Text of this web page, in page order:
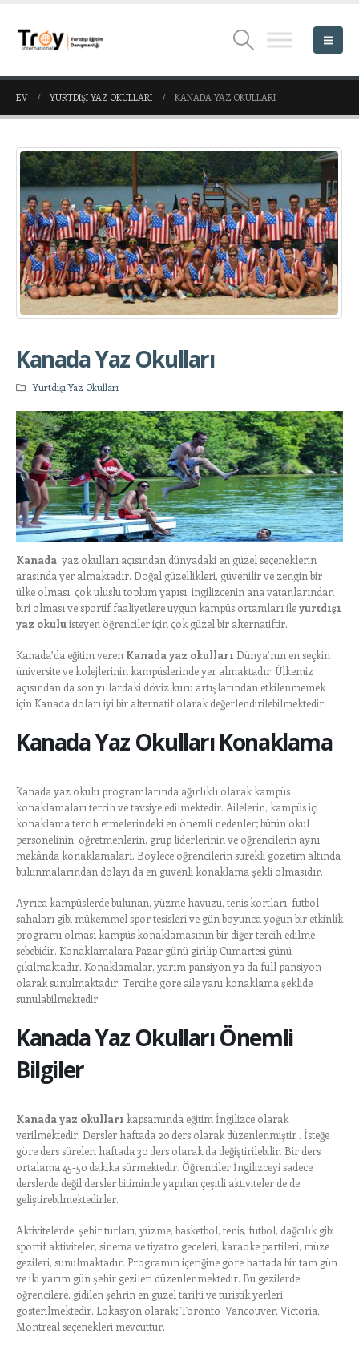
EV YURTDIŞI YAZ OKULLARI KANADA YAZ OKULLARI
Kanada Yaz Okulları
Yurtdışı Yaz Okulları
Kanada, yaz okulları açısından dünyadaki en güzel seçeneklerin
arasında yer almaktadır. Doğal güzellikleri, güvenilir ve zengin bir
ülke olması, çok uluslu toplum yapısı, ingilizcenin ana vatanlarından
biri olması ve sportif faaliyetlere uygun kampüs ortamları ileyurtdışı
yaz okulu isteyen öğrenciler için çok güzel bir alternatiftir.
Kanada’da eğitim veren Kanada yaz okulları Dünya’nın en seçkin
üniversite ve kolejlerinin kampüslerinde yer almaktadır. Ülkemiz
açısından da son yıllardaki döviz kuru artışlarından etkilenmemek
için Kanada doları iyi bir alternatif olarak değerlendirilebilmektedir.
Kanada Yaz Okulları Konaklama
Kanada yaz okulu programlarında ağırlıklı olarak kampüs
konaklamaları tercih ve tavsiye edilmektedir. Ailelerin, kampüs içi
konaklama tercih etmelerindeki en önemli nedenler; bütün okul
personelinin, öğretmenlerin, grup liderlerinin ve öğrencilerin aynı
mekânda konaklamaları. Böylece öğrencilerin sürekli gözetim altında
bulunmalarından dolayı da en güvenli konaklama şekli olmasıdır.
Ayrıca kampüslerde bulunan, yüzme havuzu, tenis kortları, futbol
sahaları gibi mükemmel spor tesisleri ve gün boyunca yoğun bir etkinlik
programı olması kampüs konaklamasının bir diğer tercih edilme
sebebidir. Konaklamalara Pazar günü girilip Cumartesi günü
çıkılmaktadır. Konaklamalar, yarım pansiyon ya da full pansiyon
olarak sunulmaktadır. Tercihe gore aile yanı konaklama şeklide
sunulabilmektedir.
Kanada Yaz Okulları Önemli
Bilgiler
Kanada yaz okulları kapsamında eğitim İngilizce olarak
verilmektedir. Dersler haftada 20 ders olarak düzenlenmiştir . İsteğe
göre ders süreleri haftada 30 ders olarak da değiştirilebilir. Bir ders
ortalama 45-50 dakika sürmektedir. Öğrenciler İngilizceyi sadece
derslerde değil dersler bitiminde yapılan çeşitli aktiviteler de de
geliştirebilmektedirler.
Aktivitelerde, şehir turları, yüzme, basketbol, tenis, futbol, dağcılık gibi
sportif aktiviteler, sinema ve tiyatro geceleri, karaoke partileri, müze
gezileri, sunulmaktadır. Programın içeriğine göre haftada bir tam gün
ve iki yarım gün şehir gezileri düzenlenmektedir. Bu gezilerde
öğrencilere, gidilen şehrin en güzel tarihi ve turistik yerleri
gösterilmektedir. Lokasyon olarak; Toronto ,Vancouver, Victoria,
Montreal seçenekleri mevcuttur.